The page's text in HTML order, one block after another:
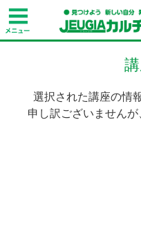
選択された講座の情
申し訳ございませんが